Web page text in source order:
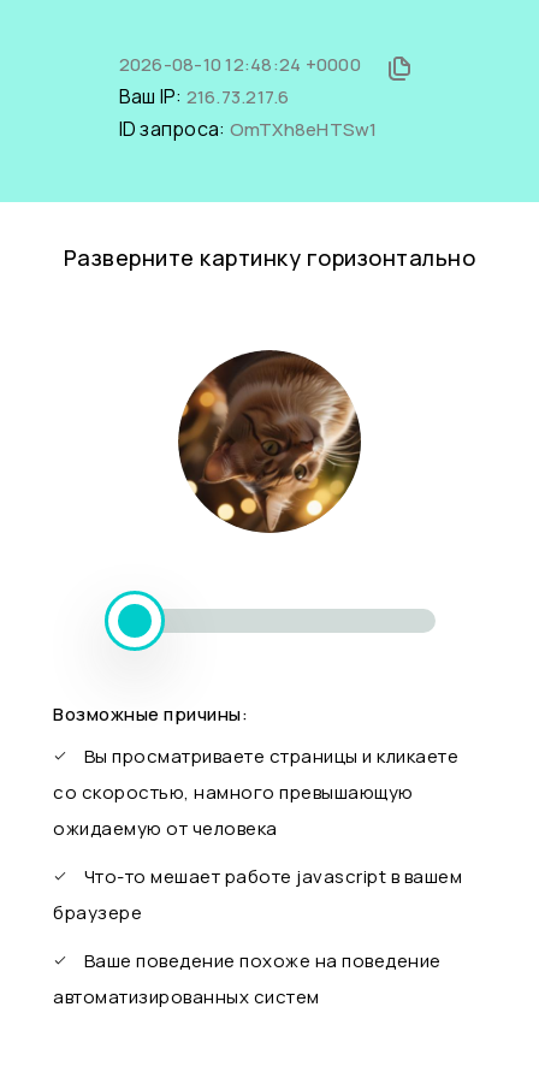
2026-08-10 12:48:24 +0000
Ваш IP: 216.73.217.6
ID запроса: OmTXh8eHTSw1
Разверните картинку горизонтально
Возможные причины:
Вы просматриваете страницы и кликаете
со скоростью, намного превышающую
ожидаемую от человека
Что-то мешает работе javascript в вашем
браузере
Ваше поведение похоже на поведение
автоматизированных систем